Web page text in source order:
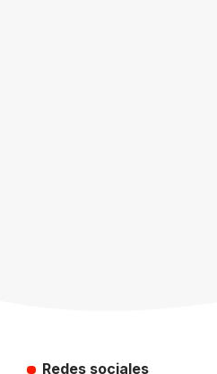
Redes sociales